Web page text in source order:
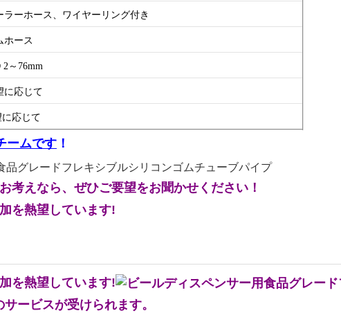
ーホース、ワイヤーリング付き
ホース
2～76mm
に応じて
に応じて
ームです ！
考えなら、ぜひご要望をお聞かせください！
を熱望しています!
を熱望しています!
ービスが受けられます。